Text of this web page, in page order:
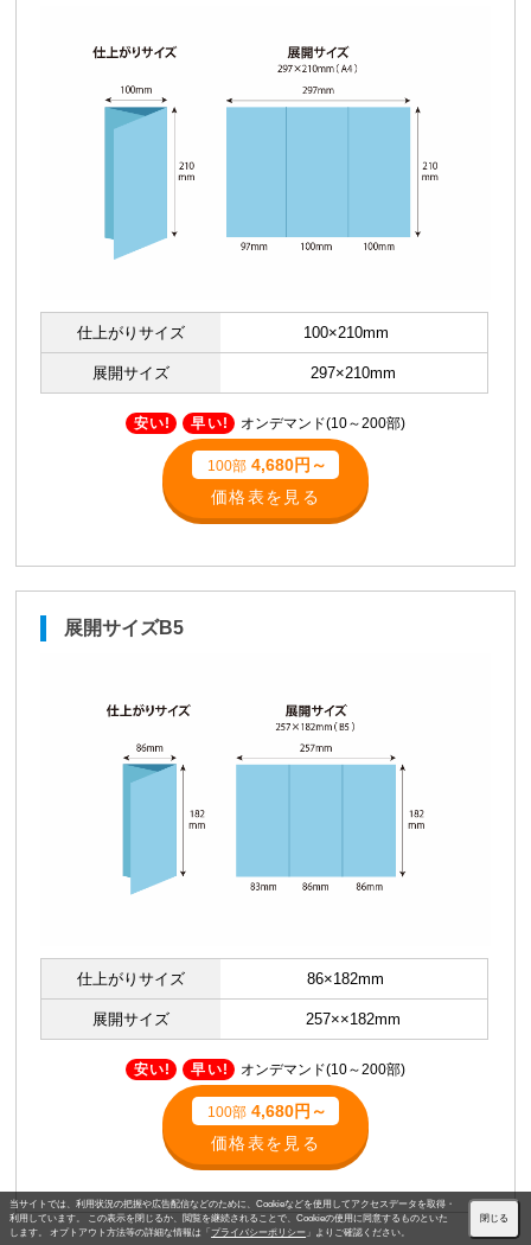
仕上がりサイズ 100×210mm
展開サイズ 297×210mm
安い! 早い! オンデマンド(10～200部)
100部4,680円～
価格表を見る
展開サイズB5
仕上がりサイズ 86×182mm
展開サイズ 257××182mm
安い! 早い! オンデマンド(10～200部)
100部4,680円～
価格表を見る
当サイトでは、利用状況の把握や広告配信などのために、Cookieなどを使用してアクセスデータを取得・
利用しています。 この表示を閉じるか、閲覧を継続されることで、Cookieの使用に同意するものといた
します。 オプトアウト方法等の詳細な情報は「プライバシーポリシー 」よりご確認ください。
閉じる